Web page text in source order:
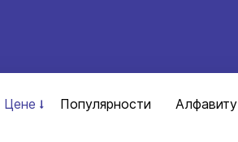
Цене Популярности Алфавиту